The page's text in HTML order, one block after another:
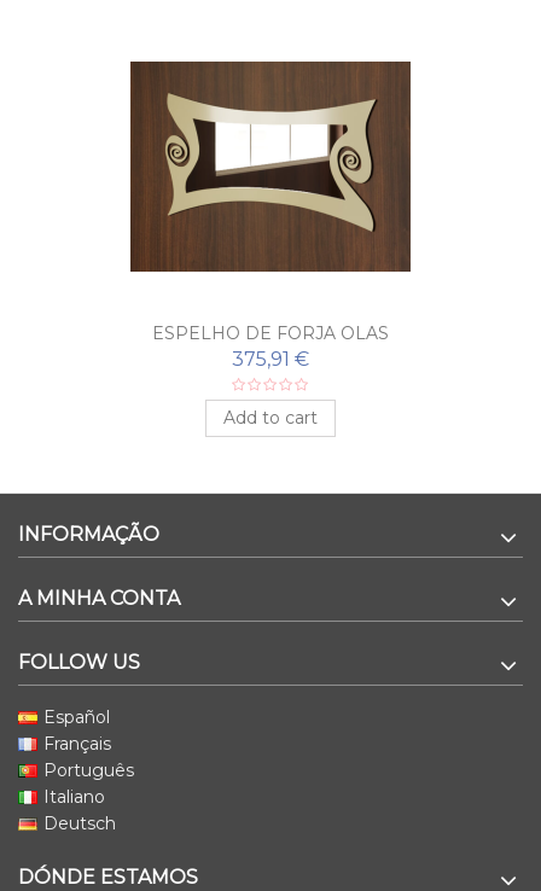
ESPELHO DE FORJA OLAS
375,91 €
Add to cart
INFORMAÇÃO
A MINHA CONTA
FOLLOW US
Español
Français
Português
Italiano
Deutsch
DÓNDE ESTAMOS